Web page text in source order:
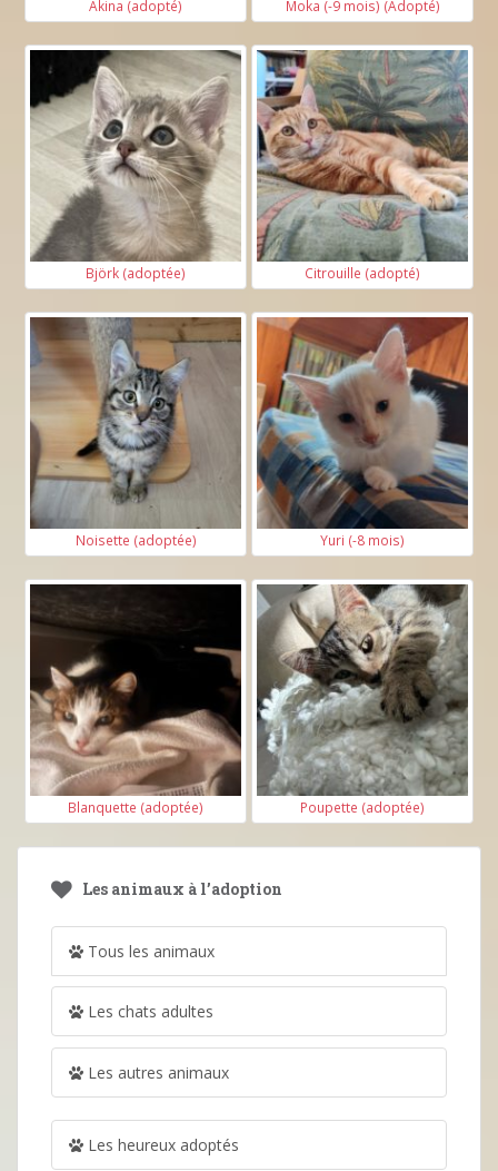
Akina (adopté) Moka (-9 mois) (Adopté)
Björk (adoptée) Citrouille (adopté)
Noisette (adoptée) Yuri (-8 mois)
Blanquette (adoptée) Poupette (adoptée)
Les animaux à l’adoption
Tous les animaux
Les chats adultes
Les autres animaux
Les heureux adoptés